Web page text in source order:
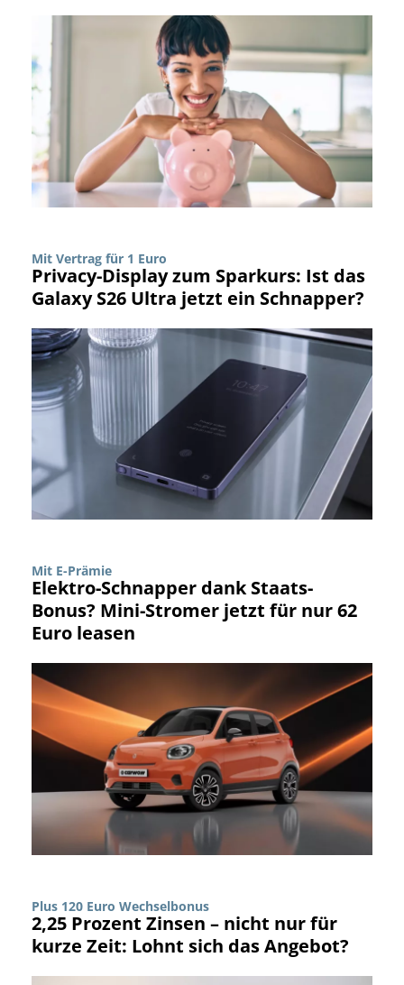
Mit Vertrag für 1 Euro
Privacy-Display zum Sparkurs: Ist das
Galaxy S26 Ultra jetzt ein Schnapper?
Mit E-Prämie
Elektro-Schnapper dank Staats-
Bonus? Mini-Stromer jetzt für nur 62
Euro leasen
Plus 120 Euro Wechselbonus
2,25 Prozent Zinsen – nicht nur für
kurze Zeit: Lohnt sich das Angebot?